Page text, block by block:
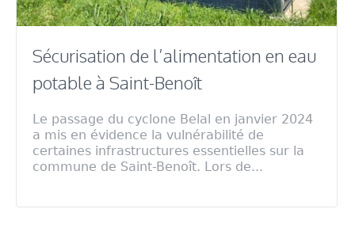
Sécurisation de l’alimentation en eau
potable à Saint-Benoît
Le passage du cyclone Belal en janvier 2024
a mis en évidence la vulnérabilité de
certaines infrastructures essentielles sur la
commune de Saint-Benoît. Lors de...